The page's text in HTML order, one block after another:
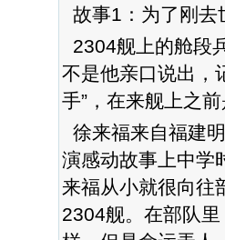
故事1：为了刚去
2304舰上的舱段
不是他亲口说出，
手”，在来舰上之
徐来福来自福建
演感动故事上中学
来福从小就很向往
2304舰。在部队